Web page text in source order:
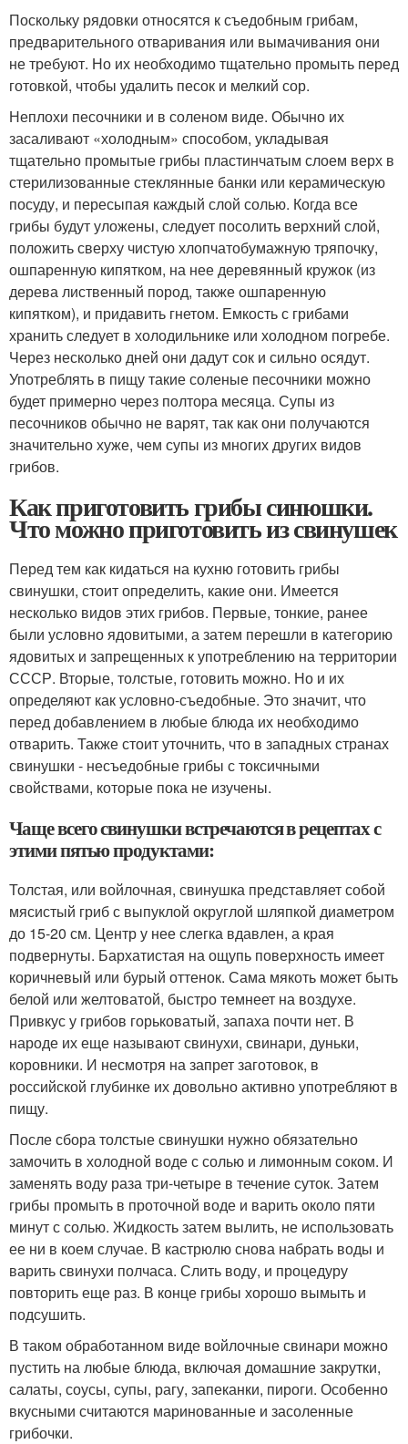
Поскольку рядовки относятся к съедобным грибам,
предварительного отваривания или вымачивания они
не требуют. Но их необходимо тщательно промыть перед
готовкой, чтобы удалить песок и мелкий сор.
Неплохи песочники и в соленом виде. Обычно их
засаливают «холодным» способом, укладывая
тщательно промытые грибы пластинчатым слоем верх в
стерилизованные стеклянные банки или керамическую
посуду, и пересыпая каждый слой солью. Когда все
грибы будут уложены, следует посолить верхний слой,
положить сверху чистую хлопчатобумажную тряпочку,
ошпаренную кипятком, на нее деревянный кружок (из
дерева лиственный пород, также ошпаренную
кипятком), и придавить гнетом. Емкость с грибами
хранить следует в холодильнике или холодном погребе.
Через несколько дней они дадут сок и сильно осядут.
Употреблять в пищу такие соленые песочники можно
будет примерно через полтора месяца. Супы из
песочников обычно не варят, так как они получаются
значительно хуже, чем супы из многих других видов
грибов.
Как приготовить грибы синюшки.
Что можно приготовить из свинушек
Перед тем как кидаться на кухню готовить грибы
свинушки, стоит определить, какие они. Имеется
несколько видов этих грибов. Первые, тонкие, ранее
были условно ядовитыми, а затем перешли в категорию
ядовитых и запрещенных к употреблению на территории
СССР. Вторые, толстые, готовить можно. Но и их
определяют как условно-съедобные. Это значит, что
перед добавлением в любые блюда их необходимо
отварить. Также стоит уточнить, что в западных странах
свинушки - несъедобные грибы с токсичными
свойствами, которые пока не изучены.
Чаще всего свинушки встречаются в рецептах с
этими пятью продуктами:
Толстая, или войлочная, свинушка представляет собой
мясистый гриб с выпуклой округлой шляпкой диаметром
до 15-20 см. Центр у нее слегка вдавлен, а края
подвернуты. Бархатистая на ощупь поверхность имеет
коричневый или бурый оттенок. Сама мякоть может быть
белой или желтоватой, быстро темнеет на воздухе.
Привкус у грибов горьковатый, запаха почти нет. В
народе их еще называют свинухи, свинари, дуньки,
коровники. И несмотря на запрет заготовок, в
российской глубинке их довольно активно употребляют в
пищу.
После сбора толстые свинушки нужно обязательно
замочить в холодной воде с солью и лимонным соком. И
заменять воду раза три-четыре в течение суток. Затем
грибы промыть в проточной воде и варить около пяти
минут с солью. Жидкость затем вылить, не использовать
ее ни в коем случае. В кастрюлю снова набрать воды и
варить свинухи полчаса. Слить воду, и процедуру
повторить еще раз. В конце грибы хорошо вымыть и
подсушить.
В таком обработанном виде войлочные свинари можно
пустить на любые блюда, включая домашние закрутки,
салаты, соусы, супы, рагу, запеканки, пироги. Особенно
вкусными считаются маринованные и засоленные
грибочки.